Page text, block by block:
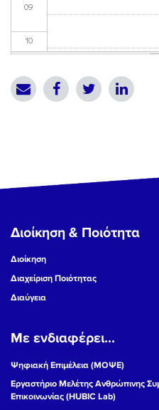
09
10
16
17
19
Διοίκηση & Ποιότητα
Διοίκηση
Διαχείριση Ποιότητας
Διαύγεια
Με ενδιαφέρει...
Ψηφιακή Επιμέλεια (ΜΟΨΕ)
Εργαστήριο Μελέτης Ανθρώπινης
Επικοινωνίας (HUBIC Lab)